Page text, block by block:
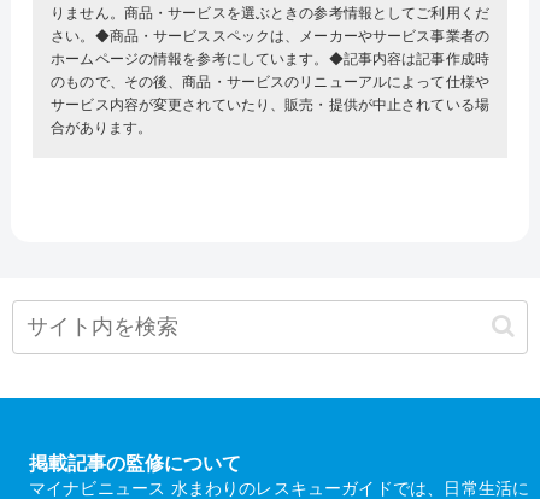
りません。商品・サービスを選ぶときの参考情報としてご利用くだ
さい。◆商品・サービススペックは、メーカーやサービス事業者の
ホームページの情報を参考にしています。◆記事内容は記事作成時
のもので、その後、商品・サービスのリニューアルによって仕様や
サービス内容が変更されていたり、販売・提供が中止されている場
合があります。
掲載記事の監修について
マイナビニュース 水まわりのレスキューガイドでは、日常生活に